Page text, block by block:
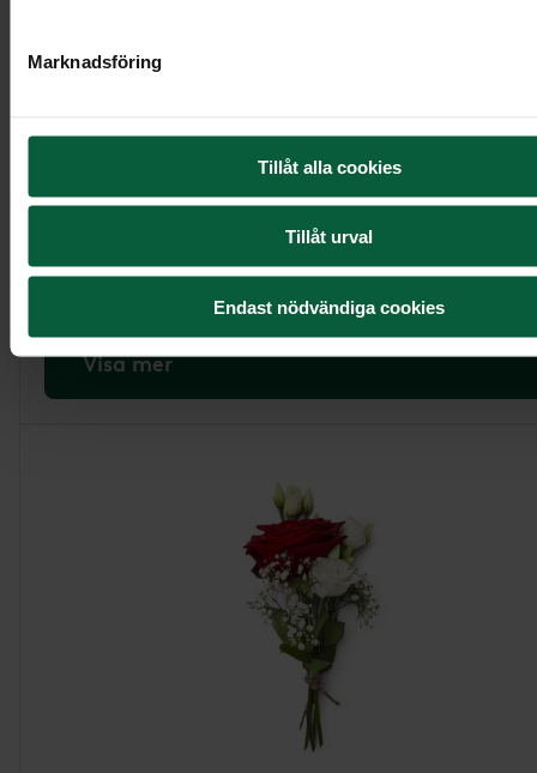
Marknadsföring
Tillåt alla cookies
Tillåt urval
Endast nödvändiga cookies
Hjärta - Ljuva kärleksrosor, större
5 995 kr
Visa mer